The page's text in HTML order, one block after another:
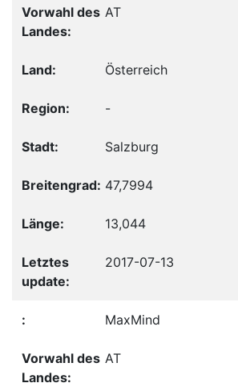
AT
Österreich
-
Salzburg
47,7994
13,044
2017-07-13
MaxMind
AT